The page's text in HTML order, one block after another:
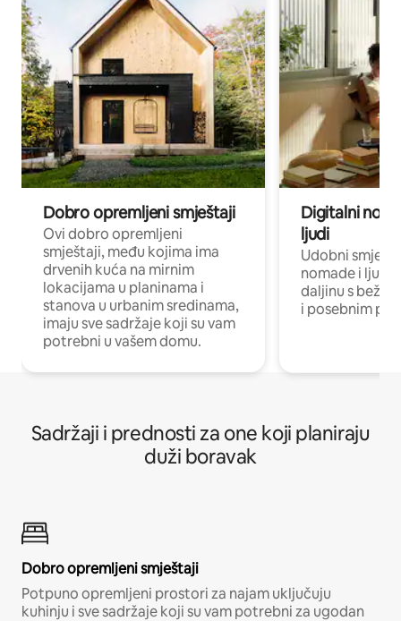
Dobro opremljeni smještaji
Ovi dobro opremljeni
smještaji, među kojima ima
drvenih kuća na mirnim
lokacijama u planinama i
stanova u urbanim sredinama,
imaju sve sadržaje koji su vam
potrebni u vašem domu.
Digitalni
ljudi
Udobni
nomade i ljude
daljinu s
i posebnim
Sadržaji i prednosti za one koji planiraju
duži boravak
Dobro opremljeni smještaji
Potpuno opremljeni prostori za najam uključuju
kuhinju i sve sadržaje koji su vam potrebni za ugodan